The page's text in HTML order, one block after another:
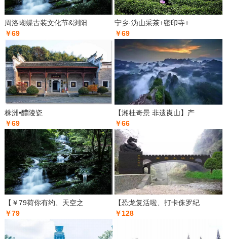
周洛蝴蝶古装文化节&浏阳
￥69
宁乡·沩山采茶+密印寺+
￥69
株洲•醴陵瓷
￥69
【湘桂奇景 非遗崀山】产
￥66
【￥79荷你有约、天空之
￥79
【恐龙复活啦、打卡侏罗纪
￥128